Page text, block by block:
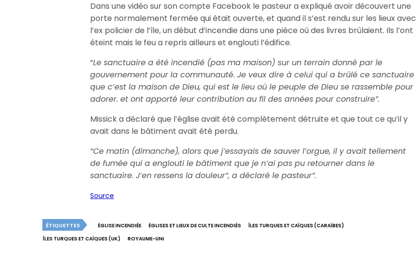
Dans une vidéo sur son compte Facebook le pasteur a expliqué avoir découvert une
porte normalement fermée qui était ouverte, et quand il s’est rendu sur les lieux avec
l’ex policier de l’île, un début d’incendie dans une pièce où des livres brûlaient. Ils l’ont
éteint mais le feu a repris ailleurs et englouti l’édifice.
“Le sanctuaire a été incendié (pas ma maison) sur un terrain donné par le
gouvernement pour la communauté. Je veux dire à celui qui a brûlé ce sanctuaire
que c’est la maison de Dieu, qui est le lieu où le peuple de Dieu se rassemble pour
adorer. et ont apporté leur contribution au fil des années pour construire”.
Missick a déclaré que l’église avait été complètement détruite et que tout ce qu’il y
avait dans le bâtiment avait été perdu.
“Ce matin (dimanche), alors que j’essayais de sauver l’orgue, il y avait tellement
de fumée qui a englouti le bâtiment que je n’ai pas pu retourner dans le
sanctuaire. J’en ressens la douleur”, a déclaré le pasteur”.
Source
ÉTIQUETTES ÉGLISE INCENDIÉE ÉGLISES ET LIEUX DE CULTE INCENDIÉS
ÎLES TURQUES ET CAÏQUES (CARAÏBES)
ÎLES TURQUES ET CAÏQUES (UK)
ROYAUME-UNI